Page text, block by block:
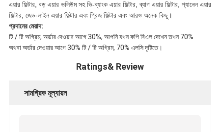
এয়ার ফিল্টার, বড় এয়ার ভলিউম সহ ভি-ব্যাংক এয়ার ফিল্টার, ব্যাগ এয়ার ফিল্টার, প্যানেল এয়ার
ফিল্টার, জেড-লাইন এয়ার ফিল্টার এবং গ্রিজ ফিল্টার এবং আরও অনেক কিছু।
প্রদানের মেয়াদ:
টি / টি অগ্রিম, অর্ডার দেওয়ার আগে 30%, আপনি যখন কপি বিএল দেখেন তখন 70%
অথবা অর্ডার দেওয়ার আগে 30% টি / টি অগ্রিম, 70% এলসি দৃষ্টিতে।
Ratings& Review
সামগ্রিক মূল্যায়ন